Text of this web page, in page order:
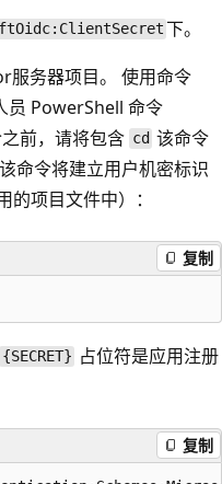
下。
服务器项目。 使用命令
员 PowerShell 命令
前，请将包含 cd 该命令
命令将建立用户机密标识
的项目文件中）：
复制
{SECRET} 占位符是应用注册
复制